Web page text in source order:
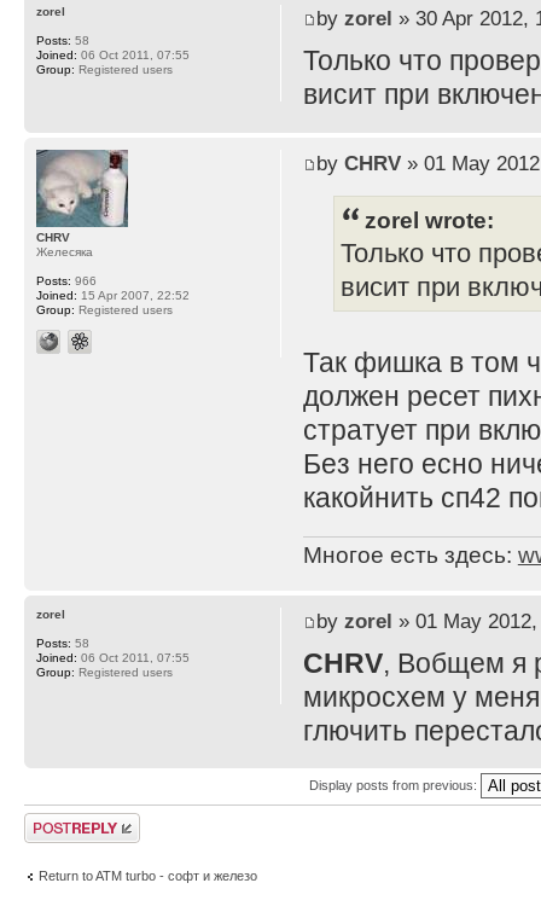
by zorel » 30 Apr 2012,
Только что
висит при
zorel
Posts: 58
Joined: 06 Oct 2011, 07:55
Group: Registered users
by CHRV» 01 May
zorel wrote:
Только что
висит при
Так фишка в том
должен ресет
стратует при
Без него есно
какойнить сп42
Многое есть здесь:
CHRV
Желесяка
Posts: 966
Joined: 15 Apr 2007, 22:52
Group: Registered users
by zorel » 01 May
CHRV, Вобщем я
микросхем у
глючить
zorel
Posts: 58
Joined: 06 Oct 2011, 07:55
Group: Registered users
Display posts from previous:
Post a reply
Return to ATM turbo - софт и железо